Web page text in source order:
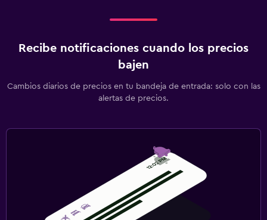
Recibe notificaciones cuando los precios
bajen
Cambios diarios de precios en tu bandeja de entrada: solo con las
alertas de precios.